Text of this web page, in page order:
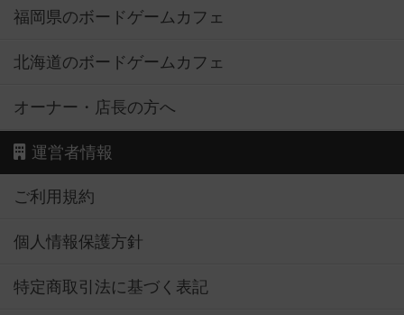
福岡県のボードゲームカフェ
北海道のボードゲームカフェ
オーナー・店長の方へ
運営者情報
ご利用規約
個人情報保護方針
特定商取引法に基づく表記